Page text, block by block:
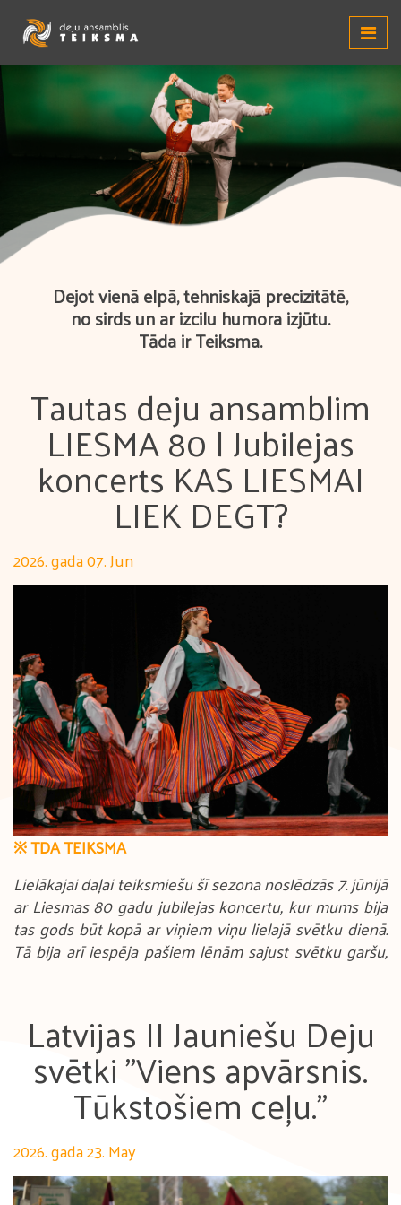
Dejot vienā elpā, tehniskajā precizitātē,
no sirds un ar izcilu humora izjūtu.
Tāda ir Teiksma.
Tautas deju ansamblim
LIESMA 80 | Jubilejas
koncerts KAS LIESMAI
LIEK DEGT?
2026. gada 07. Jun
※ TDA TEIKSMA
Lielākajai daļai teiksmiešu šī sezona noslēdzās 7. jūnijā
ar Liesmas 80 gadu jubilejas koncertu, kur mums bija
tas gods būt kopā ar viņiem viņu lielajā svētku dienā.
Tā bija arī iespēja pašiem lēnām sajust svētku garšu,
paši jubilāri un viņu skatuves draugi izdejoja sev tuvās
un skatītājiem iemīļotās dejas, mēģinot rast atbildi uz
šo jautājumu.
Protams, novērtējam arī Liesmas sarūpētos našķus
pirms koncerta, un, kā jau vienmēr, dejotājiem bija
sagatavoti arī citroniņi, kas ir neatņemama koncerta
sastāvdaļa.
Latvijas II Jauniešu Deju
svētki "Viens apvārsnis.
Tūkstošiem ceļu."
2026. gada 23. May